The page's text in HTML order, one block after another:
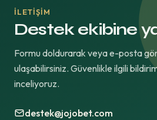
İLETIŞIM
Destek ekibine
Formu doldurarak veya e-posta
ulaşabilirsiniz. Güvenlikle ilgili
inceliyoruz.
destek@jojobet.com